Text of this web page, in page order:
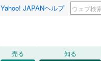
Yahoo! JAPANヘルプ
売る 知る